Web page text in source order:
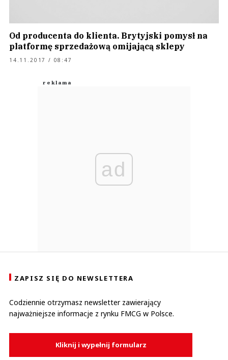
Od producenta do klienta. Brytyjski pomysł na
platformę sprzedażową omijającą sklepy
14.11.2017 / 08:47
ad
ZAPISZ SIĘ DO NEWSLETTERA
Codziennie otrzymasz newsletter zawierający
najważniejsze informacje z rynku FMCG w Polsce.
Kliknij i wypełnij formularz